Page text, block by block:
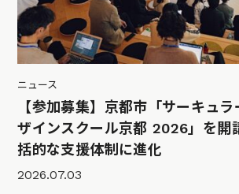
ニュース
【参加募集】京都市「サーキュ
ザインスクール京都 2026」を開
括的な支援体制に進化
2026.07.03